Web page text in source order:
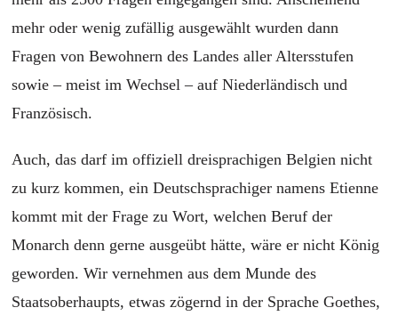
mehr oder wenig zufällig ausgewählt wurden dann
Fragen von Bewohnern des Landes aller Altersstufen
sowie – meist im Wechsel – auf Niederländisch und
Französisch.
Auch, das darf im offiziell dreisprachigen Belgien nicht
zu kurz kommen, ein Deutschsprachiger namens Etienne
kommt mit der Frage zu Wort, welchen Beruf der
Monarch denn gerne ausgeübt hätte, wäre er nicht König
geworden. Wir vernehmen aus dem Munde des
Staatsoberhaupts, etwas zögernd in der Sprache Goethes,